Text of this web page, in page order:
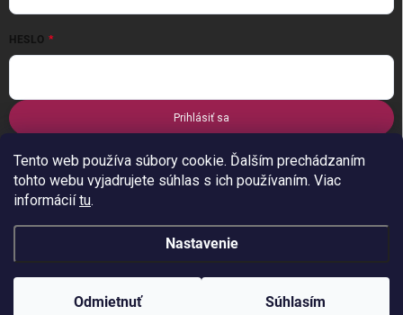
Tento web používa súbory cookie. Ďalším prechádzaním
tohto webu vyjadrujete súhlas s ich používaním. Viac
informáciítu.
Nastavenie
Odmietnuť Súhlasím
HESLO
Prihlásiť sa
Copyright 2026 . Všetky práva vyhradené.